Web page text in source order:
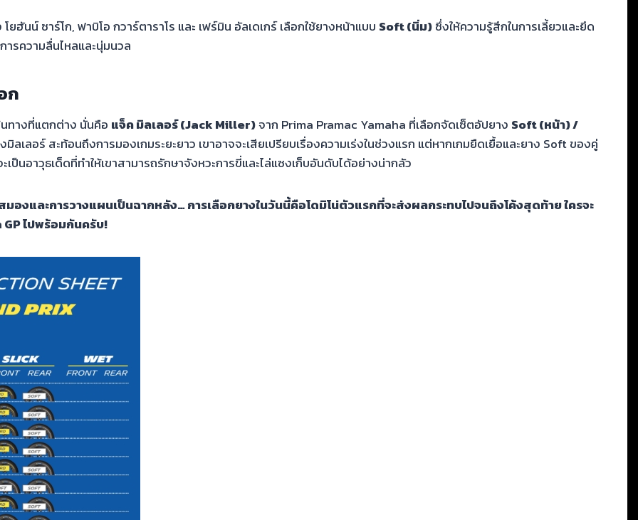
ฮันน์ ซาร์โก, ฟาบิโอ กวาร์ตาราโร และ เฟร์มิน อัลเดเกร์ เลือกใช้ยางหน้าแบบ Soft (นิ่ม)ซึ่งให้ความรู้สึกในการเลี้ยวและยึด
ารความลื่นไหลและนุ่มนวล
ก
ทางที่แตกต่าง นั่นคือ แจ็ค มิลเลอร์ (Jack Miller)จาก Prima Pramac Yamaha ที่เลือกจัดเซ็ตอัปยาง Soft (หน้า) /
เลอร์ สะท้อนถึงการมองเกมระยะยาว เขาอาจจะเสียเปรียบเรื่องความเร่งในช่วงแรก แต่หากเกมยืดเยื้อและยาง Soft ของคู่
นอาวุธเด็ดที่ทำให้เขาสามารถรักษาจังหวะการขี่และไล่แซงเก็บอันดับได้อย่างน่ากลัว
งและการวางแผนเป็นฉากหลัง… การเลือกยางในวันนี้คือโดมิโน่ตัวแรกที่จะส่งผลกระทบไปจนถึงโค้งสุดท้าย ใครจะ
ไปพร้อมกันครับ!